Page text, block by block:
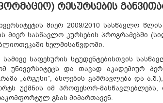
ᲠᲔᲡᲣᲠᲡᲔᲑᲘᲡ
მიერ 2009/2010 სასწავლო
მიერ სასწავლო კურსების პროგრამებში
ხელმისაწვდომი.
სამივე საფეხურის სტუდენტებისთვის
უნივერსიტეტს და თავად აკადემიურ
„არგუსი”, ასლების გამრავლება და
უქმნის იმ პროფესორ-მასწავლებლებს,
გზას მიმართავენ.